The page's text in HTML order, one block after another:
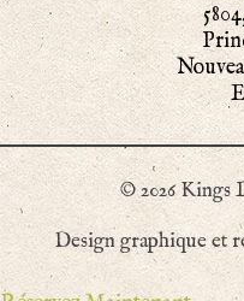
© 2026 Kings
Design graphique et